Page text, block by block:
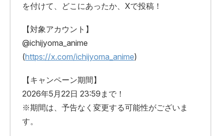
を付けて、どこにあったか、Xで投稿！
【対象アカウント】
@ichijyoma_anime
(https://x.com/ichijyoma_anime)
【キャンペーン期間】
2026年5月22日 23:59まで！
※期間は、予告なく変更する可能性がございま
す。